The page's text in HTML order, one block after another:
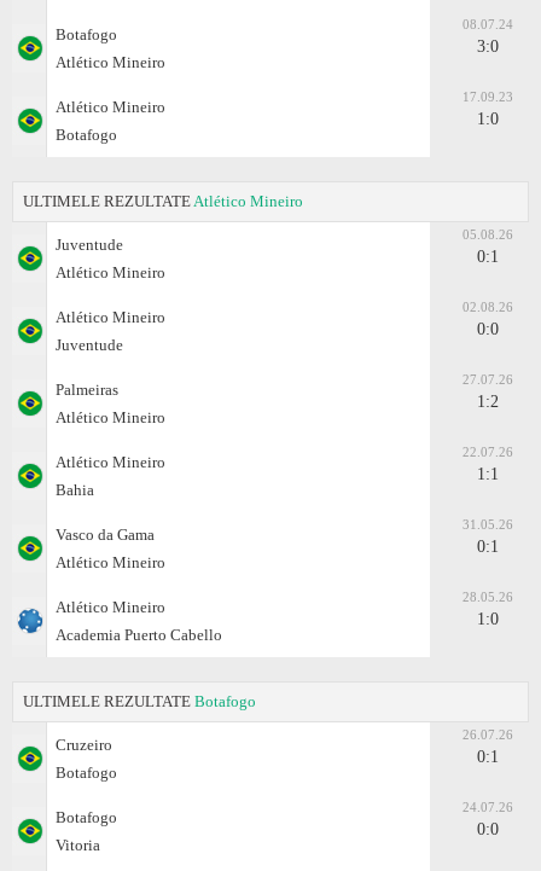
Botafogo
Atlético Mineiro
08.07.24
3:0
Atlético Mineiro
Botafogo
17.09.23
1:0
ULTIMELE REZULTATE Atlético Mineiro
Juventude
Atlético Mineiro
05.08.26
0:1
Atlético Mineiro
Juventude
02.08.26
0:0
Palmeiras
Atlético Mineiro
27.07.26
1:2
Atlético Mineiro
Bahia
22.07.26
1:1
Vasco da Gama
Atlético Mineiro
31.05.26
0:1
Atlético Mineiro
Academia Puerto Cabello
28.05.26
1:0
ULTIMELE REZULTATE Botafogo
Cruzeiro
Botafogo
26.07.26
0:1
Botafogo
Vitoria
24.07.26
0:0